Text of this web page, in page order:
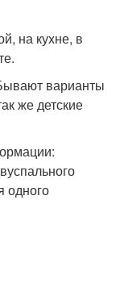
на кухне, в
варианты
же детские
одного